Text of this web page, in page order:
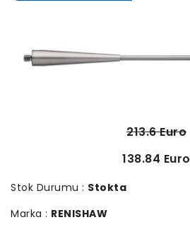
213.6 Euro
138.84 Euro
Stok Durumu : Stokta
Marka : RENISHAW